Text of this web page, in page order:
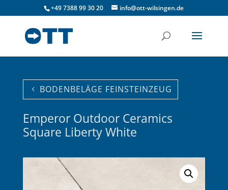
+49 7388 99 30 20 info@ott-wilsingen.de
BODENBELÄGE FEINSTEINZEUG
Emperor Outdoor Ceramics
Square Liberty White